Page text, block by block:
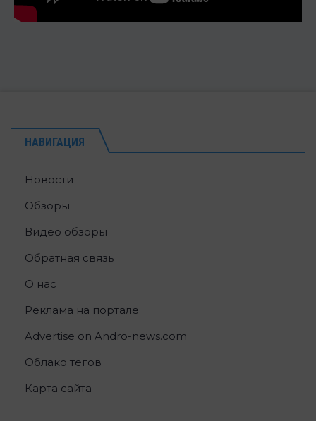
НАВИГАЦИЯ
Новости
Обзоры
Видео обзоры
Обратная связь
О нас
Реклама на портале
Advertise on Andro-news.com
Облако тегов
Карта сайта